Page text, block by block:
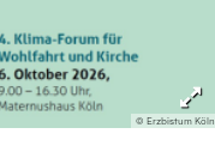
© Erzbistum Köln